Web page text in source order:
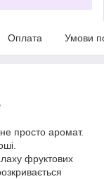
Оплата Умови
просто аромат.
фруктових